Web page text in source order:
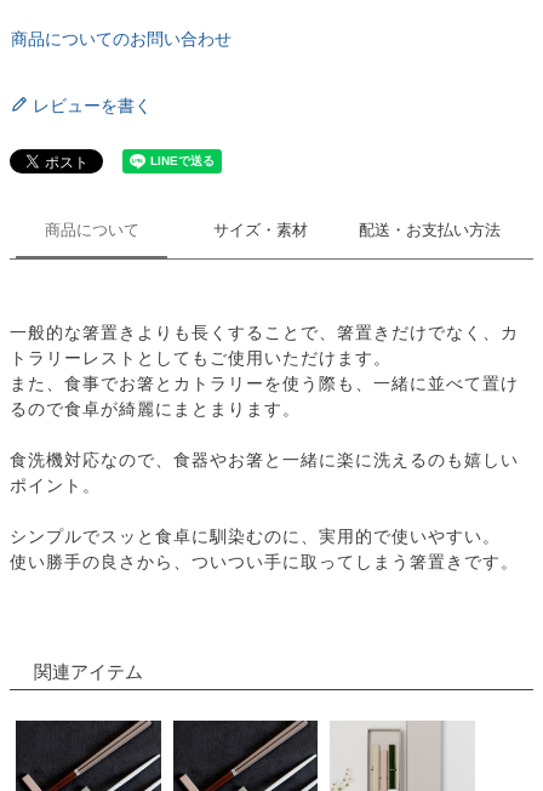
商品についてのお問い合わせ
レビューを書く
商品について サイズ・素材 配送・お支払い方法
一般的な箸置きよりも長くすることで、箸置きだけでなく、カ
トラリーレストとしてもご使用いただけます。
また、食事でお箸とカトラリーを使う際も、一緒に並べて置け
るので食卓が綺麗にまとまります。
食洗機対応なので、食器やお箸と一緒に楽に洗えるのも嬉しい
ポイント。
シンプルでスッと食卓に馴染むのに、実用的で使いやすい。
使い勝手の良さから、ついつい手に取ってしまう箸置きです。
関連アイテム